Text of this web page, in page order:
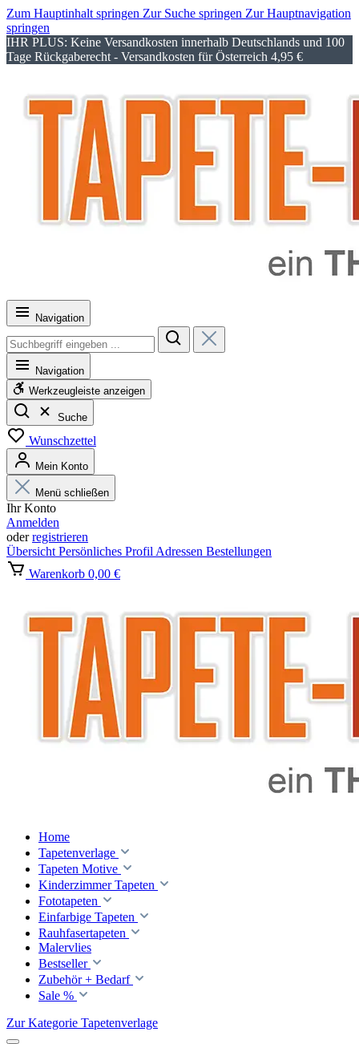
Zum Hauptinhalt springen Zur Suche springen Zur Hauptnavigation
springen
IHR PLUS: Keine Versandkosten innerhalb Deutschlands und 100
Tage Rückgaberecht - Versandkosten für Österreich 4,95 €
Navigation
Navigation
Werkzeugleiste anzeigen
Suche
Wunschzettel
Mein Konto
Menü schließen
Ihr Konto
Anmelden
oderregistrieren
Übersicht Persönliches Profil Adressen Bestellungen
Warenkorb 0,00 €
Home
Tapetenverlage
Tapeten Motive
Kinderzimmer Tapeten
Fototapeten
Einfarbige Tapeten
Rauhfasertapeten
Malervlies
Bestseller
Zubehör + Bedarf
Sale %
Zur Kategorie Tapetenverlage